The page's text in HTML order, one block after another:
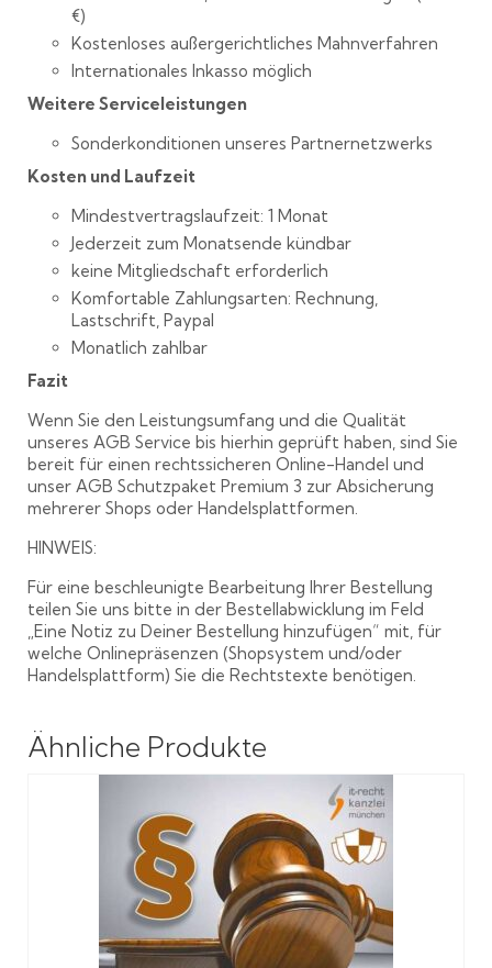
€)
Kostenloses außergerichtliches Mahnverfahren
Internationales Inkasso möglich
Weitere Serviceleistungen
Sonderkonditionen unseres Partnernetzwerks
Kosten und Laufzeit
Mindestvertragslaufzeit: 1 Monat
Jederzeit zum Monatsende kündbar
keine Mitgliedschaft erforderlich
Komfortable Zahlungsarten: Rechnung,
Lastschrift, Paypal
Monatlich zahlbar
Fazit
Wenn Sie den Leistungsumfang und die Qualität
unseres AGB Service bis hierhin geprüft haben, sind Sie
bereit für einen rechtssicheren Online-Handel und
unser AGB Schutzpaket Premium 3 zur Absicherung
mehrerer Shops oder Handelsplattformen.
HINWEIS:
Für eine beschleunigte Bearbeitung Ihrer Bestellung
teilen Sie uns bitte in der Bestellabwicklung im Feld
„Eine Notiz zu Deiner Bestellung hinzufügen“ mit, für
welche Onlinepräsenzen (Shopsystem und/oder
Handelsplattform) Sie die Rechtstexte benötigen.
Ähnliche Produkte